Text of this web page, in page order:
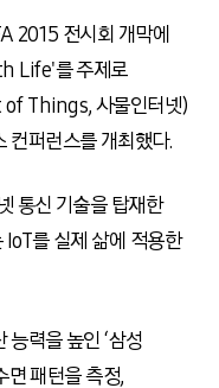
2015 전시회 개막에
Life'를 주제로
Things, 사물인터넷)
컨퍼런스를 개최했다.
통신 기술을 탑재한
를 실제 삶에 적용한
력을 높인 ‘삼성
패턴을 측정,